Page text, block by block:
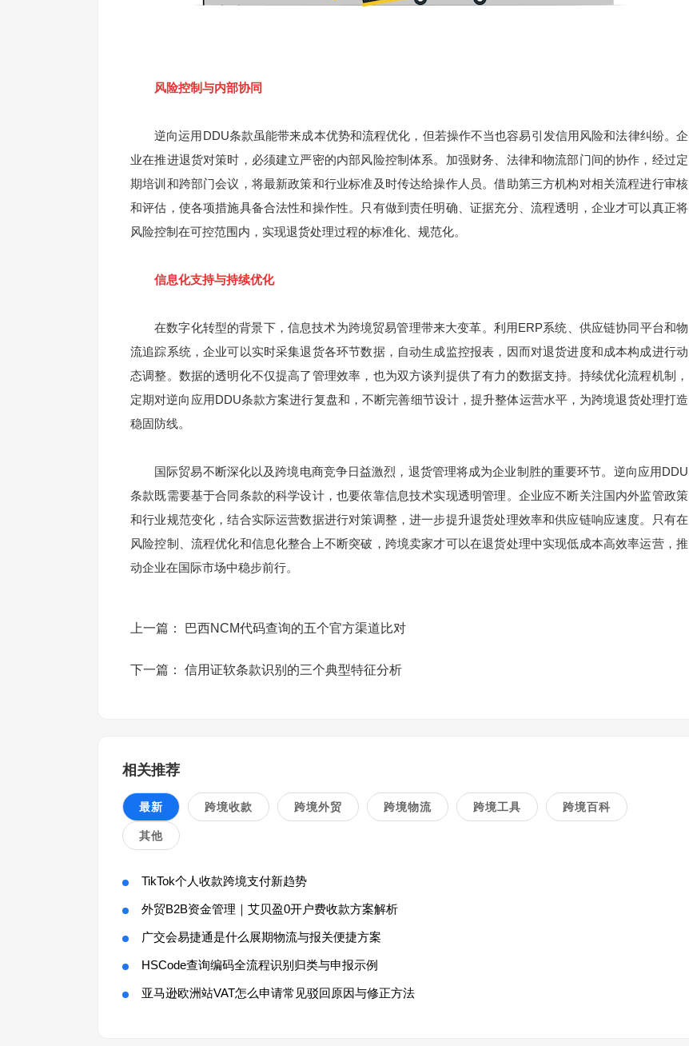
风险控制与内部协同
逆向运用DDU条款虽能带来成本优势和流程优化，但若操作不当也容易引发信用风险和法律纠纷。企
业在推进退货对策时，必须建立严密的内部风险控制体系。加强财务、法律和物流部门间的协作，经过定
期培训和跨部门会议，将最新政策和行业标准及时传达给操作人员。借助第三方机构对相关流程进行审核
和评估，使各项措施具备合法性和操作性。只有做到责任明确、证据充分、流程透明，企业才可以真正将
风险控制在可控范围内，实现退货处理过程的标准化、规范化。
信息化支持与持续优化
在数字化转型的背景下，信息技术为跨境贸易管理带来大变革。利用ERP系统、供应链协同平台和物
流追踪系统，企业可以实时采集退货各环节数据，自动生成监控报表，因而对退货进度和成本构成进行动
态调整。数据的透明化不仅提高了管理效率，也为双方谈判提供了有力的数据支持。持续优化流程机制，
定期对逆向应用DDU条款方案进行复盘和，不断完善细节设计，提升整体运营水平，为跨境退货处理打造
稳固防线。
国际贸易不断深化以及跨境电商竞争日益激烈，退货管理将成为企业制胜的重要环节。逆向应用DDU
条款既需要基于合同条款的科学设计，也要依靠信息技术实现透明管理。企业应不断关注国内外监管政策
和行业规范变化，结合实际运营数据进行对策调整，进一步提升退货处理效率和供应链响应速度。只有在
风险控制、流程优化和信息化整合上不断突破，跨境卖家才可以在退货处理中实现低成本高效率运营，推
动企业在国际市场中稳步前行。
上一篇： 巴西NCM代码查询的五个官方渠道比对
下一篇： 信用证软条款识别的三个典型特征分析
相关推荐
最新 跨境收款 跨境外贸 跨境物流 跨境工具 跨境百科
其他
TikTok个人收款跨境支付新趋势
外贸B2B资金管理｜艾贝盈0开户费收款方案解析
广交会易捷通是什么展期物流与报关便捷方案
HSCode查询编码全流程识别归类与申报示例
亚马逊欧洲站VAT怎么申请常见驳回原因与修正方法